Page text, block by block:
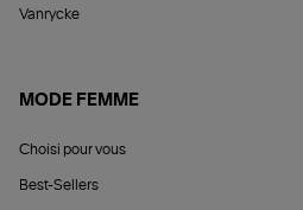
Vanrycke
MODE FEMME
Choisi pour vous
Best-Sellers